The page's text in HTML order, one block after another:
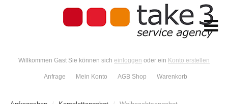
Willkommen Gast Sie können sich einloggen oder ein Konto erstellen
Anfrage Mein Konto AGB Shop Warenkorb